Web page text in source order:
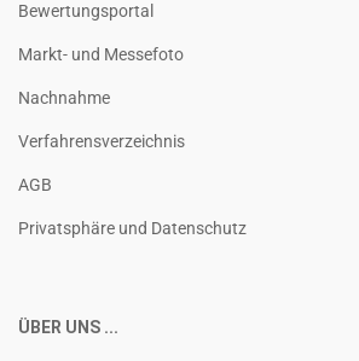
Bewertungsportal
Markt- und Messefoto
Nachnahme
Verfahrensverzeichnis
AGB
Privatsphäre und Datenschutz
ÜBER UNS ...